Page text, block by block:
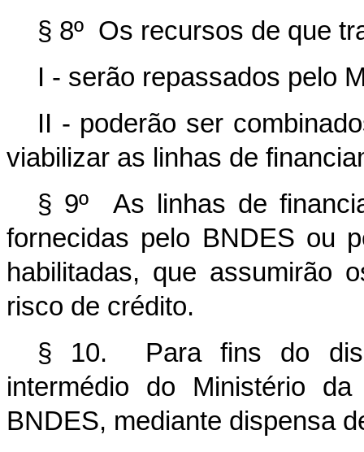
§ 8º Os recursos de que
I - serão repassados pelo
II - poderão ser
viabilizar as linhas de
§ 9º As linhas de
fornecidas pelo BNDES ou
habilitadas, que assumirão
risco de crédito.
§ 10. Para fins do
intermédio do Ministério
BNDES, mediante dispensa